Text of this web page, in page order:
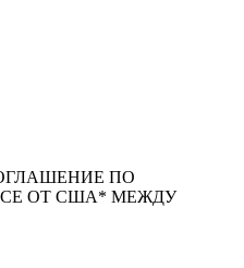
ПО
ОТ США* МЕЖДУ